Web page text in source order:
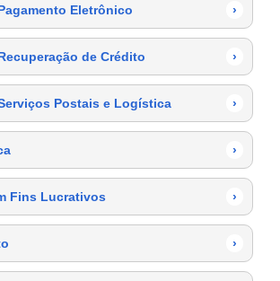
Eletrônico
›
de Crédito ›
Postais e Logística ›
›
Fins Lucrativos ›
›